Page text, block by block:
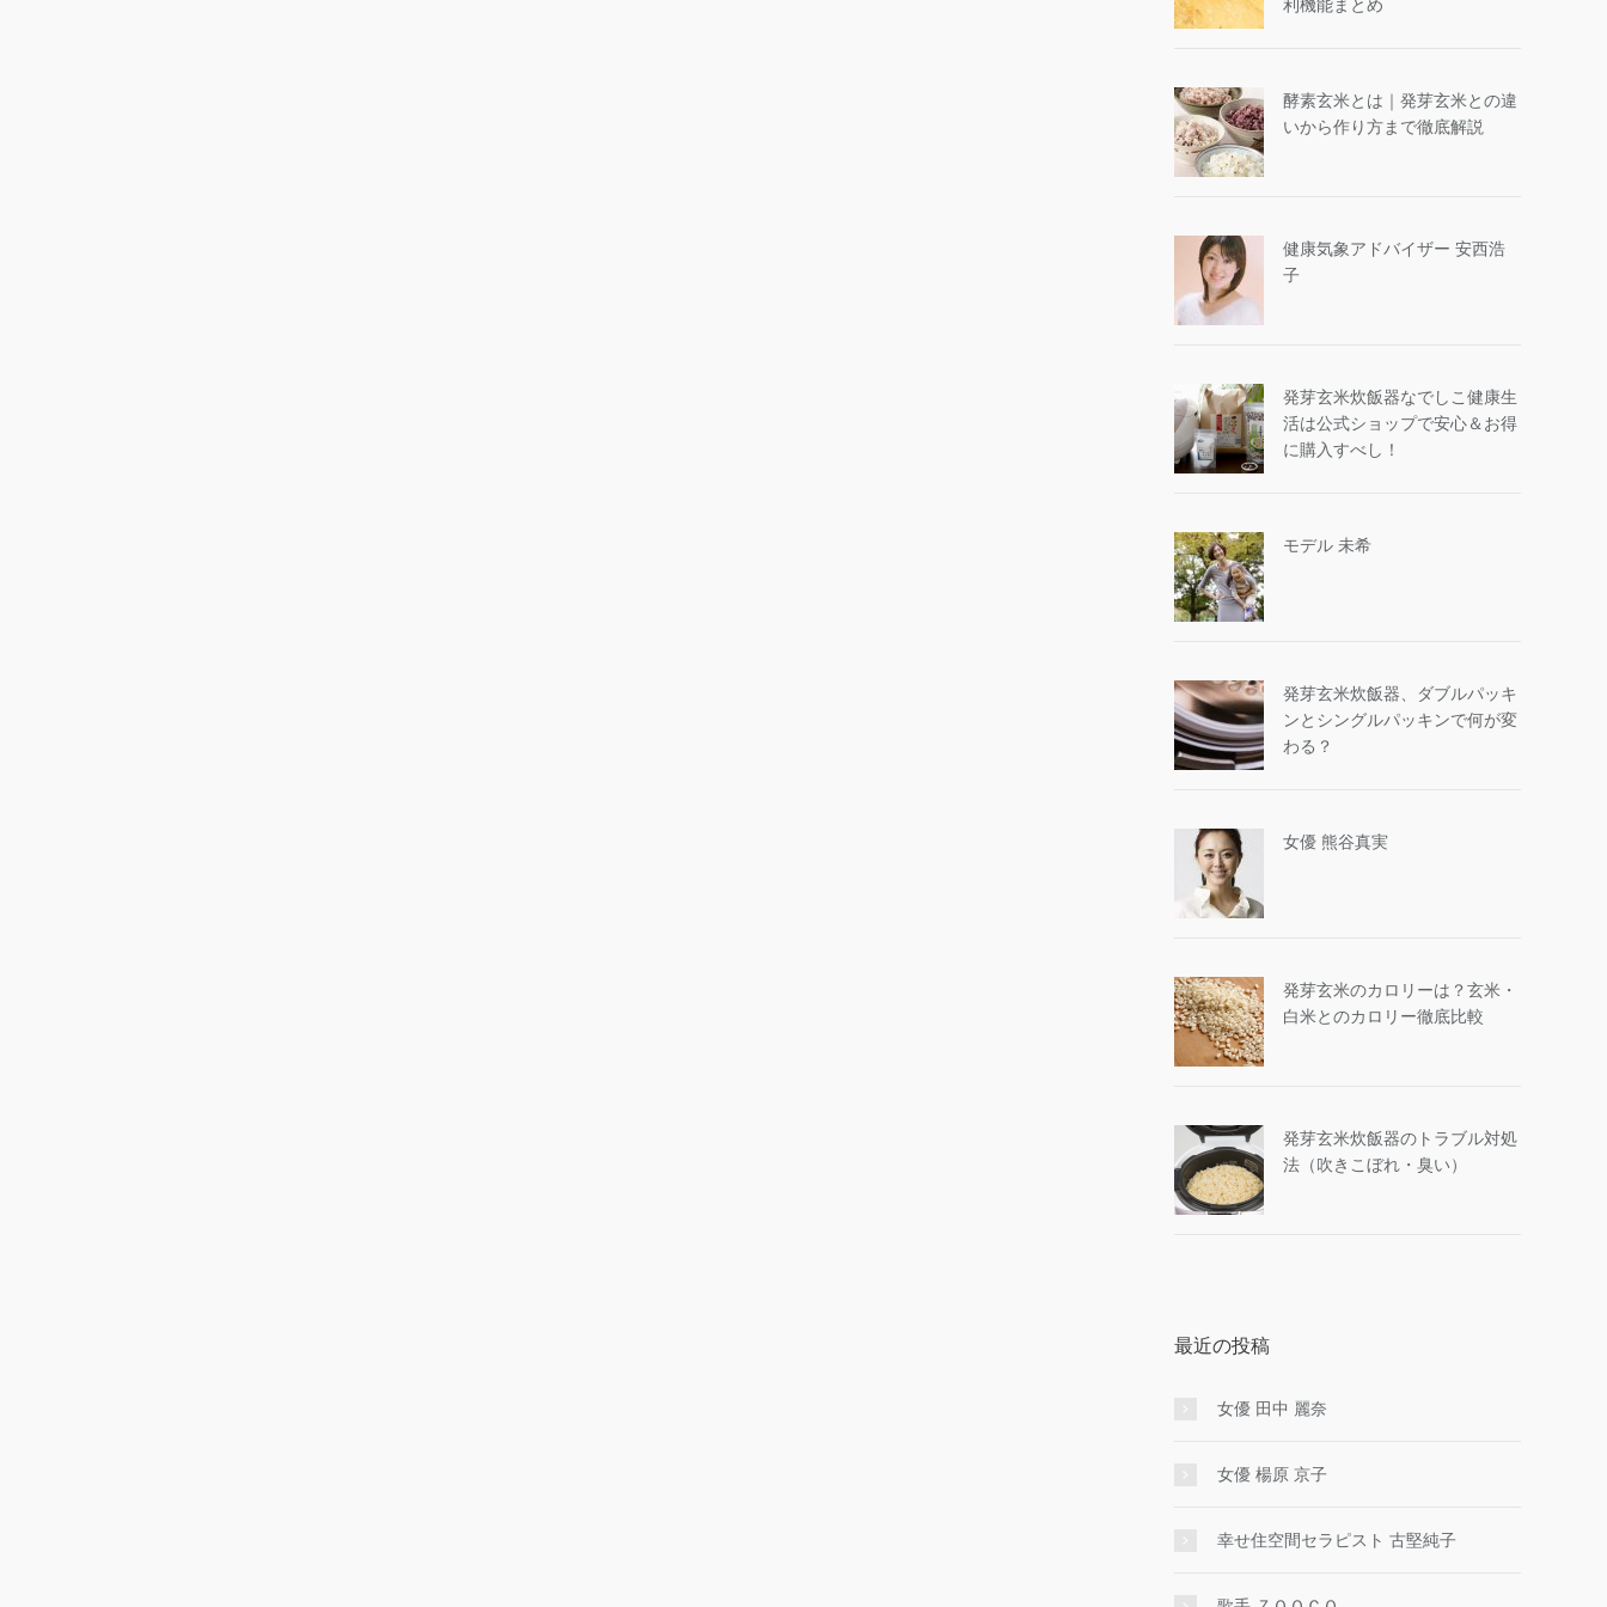
利機能まとめ
酵素玄米とは｜発芽玄米との違
いから作り方まで徹底解説
健康気象アドバイザー 安西浩
子
発芽玄米炊飯器なでしこ健康生
活は公式ショップで安心＆お得
に購入すべし！
モデル 未希
発芽玄米炊飯器、ダブルパッキ
ンとシングルパッキンで何が変
わる？
女優 熊谷真実
発芽玄米のカロリーは？玄米・
白米とのカロリー徹底比較
発芽玄米炊飯器のトラブル対処
法（吹きこぼれ・臭い）
最近の投稿
女優 田中 麗奈
女優 楊原 京子
幸せ住空間セラピスト 古堅純子